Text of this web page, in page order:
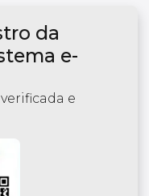
da
e-
e